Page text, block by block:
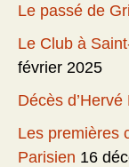
Le passé de
Le Club à
février 2025
Décès
Les premières
Parisien 16